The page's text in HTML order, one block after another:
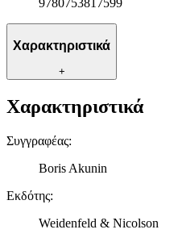
9780753817599
Χαρακτηριστικά
+
Χαρακτηριστικά
Συγγραφέας:
Boris Akunin
Εκδότης:
Weidenfeld & Nicolson